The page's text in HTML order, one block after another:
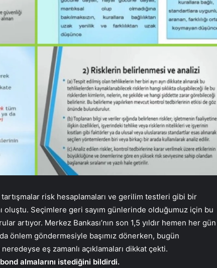
risk hesaplamaları ve gerilim testleri gibi bir
oluştu. Seçimlere geri sayım günlerinde olduğumuz için bu
artıyor. Merkez Bankası’nın son 1,5 yıldır hemen her gün
önlem göndermesiyle başımız dönerken, bugün
eş zamanlı açıklamaları dikkat çekti.
almalarını istediğini bildirdi.